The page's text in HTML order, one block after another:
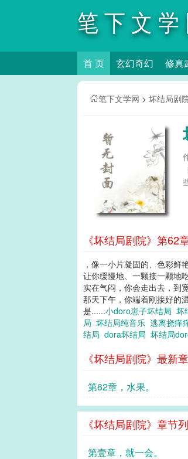
笔下文学
首 页 玄幻奇幻 修真
笔下文学网 > 坏结局剧
《坏结局剧院》第62
，像一小片凝固的、色彩
让你缓慢地、一颗接一颗地
实在气闷，你会走出去，到
那天下午，你端着刚接好的
是......小doro崽子坏结局 坏
局 坏结局纯音乐 逃离挠痒
结局 dora坏结局 坏结局
《坏结局剧院》最新
第62章，水果。
《坏结局剧院》章节
第壹章，就一会。